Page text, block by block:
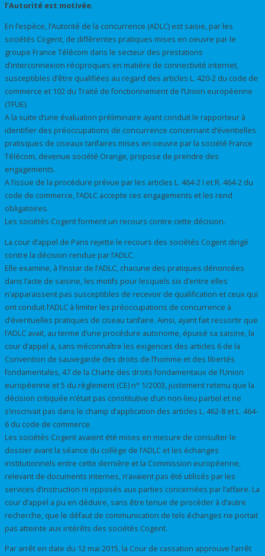
l’Autorité est motivée.
En l’espèce, l’Autorité de la concurrence (ADLC) est saisie, par les
sociétés Cogent, de différentes pratiques mises en oeuvre par le
groupe France Télécom dans le secteur des prestations
d’interconnexion réciproques en matière de connectivité internet,
susceptibles d’être qualifiées au regard des articles L. 420-2 du code de
commerce et 102 du Traité de fonctionnement de l’Union européenne
(TFUE).
A la suite d’une évaluation préliminaire ayant conduit le rapporteur à
identifier des préoccupations de concurrence concernant d’éventielles
pratisques de ciseaux tarifaires mises en oeuvre par la société France
Télécom, devenue société Orange, propose de prendre des
engagements.
A l’issue de la procédure prévue par les articles L. 464-2 I et R. 464-2 du
code de commerce, l’ADLC accepte ces engagements et les rend
obligatoires.
Les sociétés Cogent forment un recours contre cette décision.
La cour d’appel de Paris rejette le recours des sociétés Cogent dirigé
contre la décision rendue par l’ADLC.
Elle examine, à l’instar de l’ADLC, chacune des pratiques dénoncées
dans l’acte de saisine, les motifs pour lesquels six d’entre elles
n’apparaissent pas susceptibles de recevoir de qualification et ceux qui
ont conduit l’ADLC à limiter les préoccupations de concurrence à
d’éventuelles pratiques de ciseau tarifaire. Ainsi, ayant fait ressortir que
l’ADLC avait, au terme d’une procédure autonome, épuisé sa saisine, la
cour d’appel a, sans méconnaître les exigences des articles 6 de la
Convention de sauvegarde des droits de l’homme et des libertés
fondamentales, 47 de la Charte des droits fondamentaux de l’Union
européenne et 5 du règlement (CE) n° 1/2003, justement retenu que la
décision critiquée n’était pas constitutive d’un non-lieu partiel et ne
s’inscrivait pas dans le champ d’application des articles L. 462-8 et L. 464-
6 du code de commerce.
Les sociétés Cogent avaient été mises en mesure de consulter le
dossier avant la séance du collège de l’ADLC et les échanges
institutionnels entre cette dernière et la Commission européenne,
relevant de documents internes, n’avaient pas été utilisés par les
services d’instruction ni opposés aux parties concernées par l’affaire. La
cour d’appel a pu en déduire, sans être tenue de procéder à d’autre
recherche, que le défaut de communication de tels échanges ne portait
pas atteinte aux intérêts des sociétés Cogent.
Par arrêt en date du 12 mai 2015, la Cour de cassation approuve l’arrêt